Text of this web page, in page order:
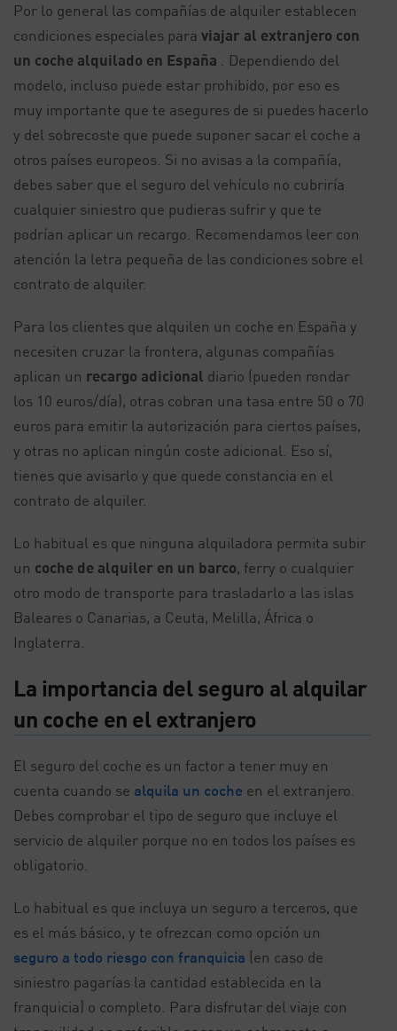
Por lo general las compañías de alquiler establecen
condiciones especiales para viajar al extranjero con
un coche alquilado en España . Dependiendo del
modelo, incluso puede estar prohibido, por eso es
muy importante que te asegures de si puedes hacerlo
y del sobrecoste que puede suponer sacar el coche a
otros países europeos. Si no avisas a la compañía,
debes saber que el seguro del vehículo no cubriría
cualquier siniestro que pudieras sufrir y que te
podrían aplicar un recargo. Recomendamos leer con
atención la letra pequeña de las condiciones sobre el
contrato de alquiler.
Para los clientes que alquilen un coche en España y
necesiten cruzar la frontera, algunas compañías
aplican un recargo adicional diario (pueden rondar
los 10 euros/día), otras cobran una tasa entre 50 o 70
euros para emitir la autorización para ciertos países,
y otras no aplican ningún coste adicional. Eso sí,
tienes que avisarlo y que quede constancia en el
contrato de alquiler.
Lo habitual es que ninguna alquiladora permita subir
un coche de alquiler en un barco, ferry o cualquier
otro modo de transporte para trasladarlo a las islas
Baleares o Canarias, a Ceuta, Melilla, África o
Inglaterra.
La importancia del seguro al alquilar
un coche en el extranjero
El seguro del coche es un factor a tener muy en
cuenta cuando se alquila un coche en el extranjero.
Debes comprobar el tipo de seguro que incluye el
servicio de alquiler porque no en todos los países es
obligatorio.
Lo habitual es que incluya un seguro a terceros, que
es el más básico, y te ofrezcan como opción un
seguro a todo riesgo con franquicia (en caso de
siniestro pagarías la cantidad establecida en la
franquicia) o completo. Para disfrutar del viaje con